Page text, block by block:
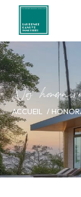
No hooai
ACCUEIL